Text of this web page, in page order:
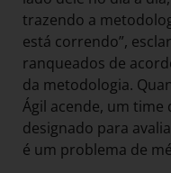
trazendo a
está correndo”,
ranqueados de
da metodologia.
Ágil acende, um time
designado para
é um problema de